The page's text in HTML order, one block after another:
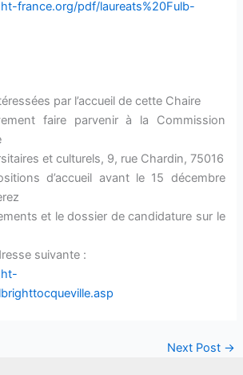
france.org/pdf/laureats%20Fulb-
par l’accueil de cette Chaire
faire parvenir à la Commission
et culturels, 9, rue Chardin, 75016
d’accueil avant le 15 décembre
et le dossier de candidature sur le
suivante :
Next Post →